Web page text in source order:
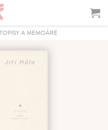
A MEMOÁRE